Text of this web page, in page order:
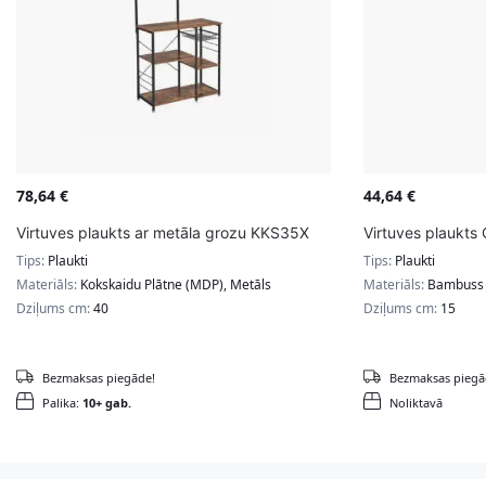
78,64 €
Virtuves plaukts ar metāla grozu KKS35X
Tips: Plaukti
Materiāls: Kokskaidu Plātne (MDP), Metāls
Dziļums cm:40
Palika: 10+ gab.
Bezmaksas piegāde!
44,64 €
Virtuves plaukts
Tips: Plaukti
Materiāls: Bambuss
Dziļums cm: 15
Noliktavā
Bezmaksas